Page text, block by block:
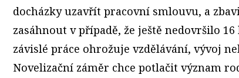
docházky uzavřít pracovní smlouvu, a
zasáhnout v případě, že ještě nedovršilo
závislé práce ohrožuje vzdělávání, vývoj
Novelizační záměr chce potlačit význam